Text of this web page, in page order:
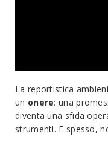
La reportistica
un onere: una
diventa una sfida
strumenti. E spesso,